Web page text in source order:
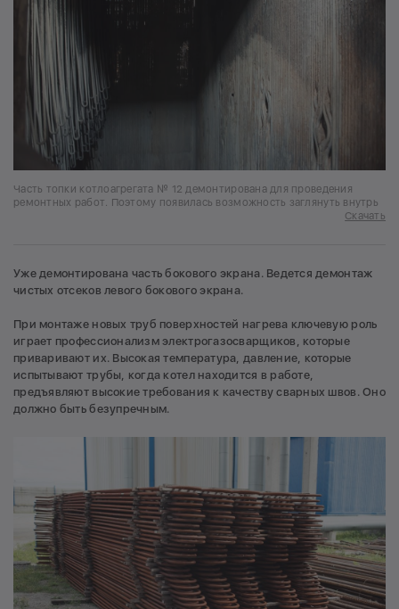
Часть топки котлоагрегата № 12 демонтирована для проведения
ремонтных работ. Поэтому появилась возможность заглянуть внутрь
Скачать
Уже демонтирована часть бокового экрана. Ведется демонтаж
чистых отсеков левого бокового экрана.
При монтаже новых труб поверхностей нагрева ключевую роль
играет профессионализм электрогазосварщиков, которые
приваривают их. Высокая температура, давление, которые
испытывают трубы, когда котел находится в работе,
предъявляют высокие требования к качеству сварных швов. Оно
должно быть безупречным.